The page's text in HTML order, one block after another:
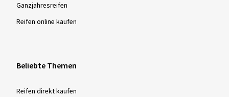
Ganzjahres­reifen
Reifen online kaufen
Beliebte Themen
Reifen direkt kaufen